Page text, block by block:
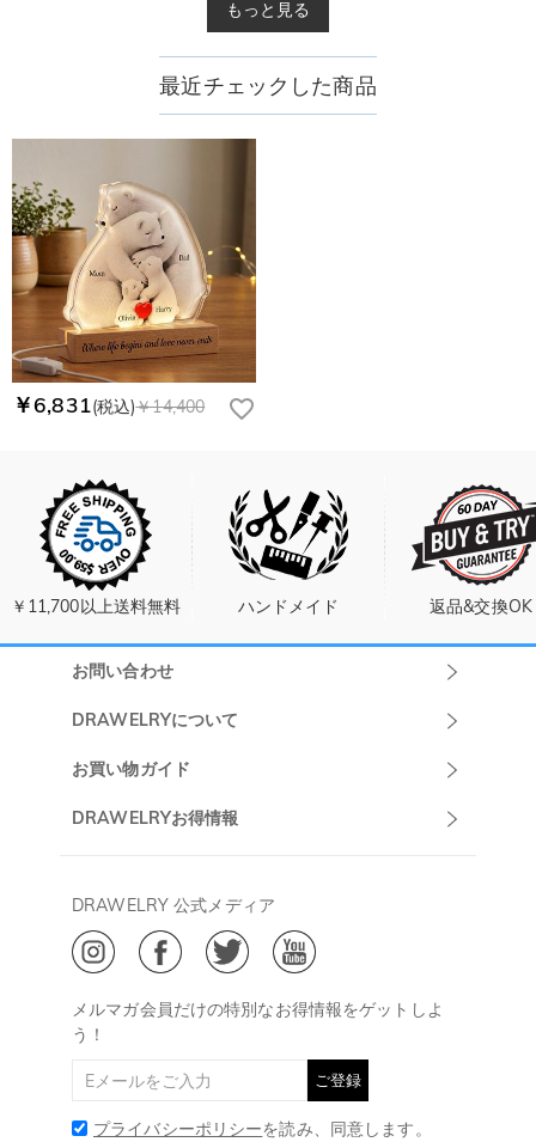
もっと見る
最近チェックした商品
￥6,831(税込)￥14,400
￥11,700以上送料無料 ハンドメイド 返品&交換OK
お問い合わせ
DRAWELRYについて
DRAWELRYについて
ご利用規約
ご特定商取引法に基づく表示
お買い物ガイド
発送について
ジュエリーお手入れ
Drawelry Blog
DRAWELRYお得情報
会員・ポイントについて
メルマガ会員だけの特別なお得情報をゲットしよ
う！
ご登録
プライバシーポリシーを読み、同意します。
DRAWELRY 公式メディア